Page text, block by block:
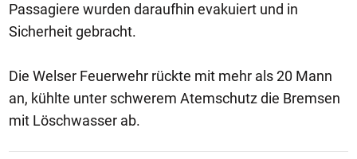
Passagiere wurden daraufhin evakuiert und in
Sicherheit gebracht.
Die Welser Feuerwehr rückte mit mehr als 20 Mann
an, kühlte unter schwerem Atemschutz die Bremsen
mit Löschwasser ab.